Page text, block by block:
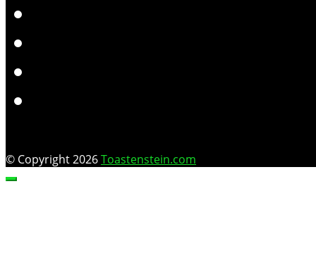
© Copyright 2026Toastenstein.com